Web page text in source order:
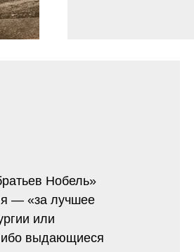
Нобель»
— «за лучшее
или
выдающиеся